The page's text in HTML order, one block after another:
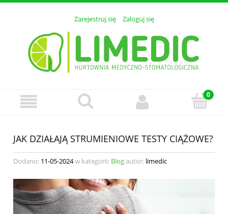
Zarejestruj się Zaloguj się
JAK DZIAŁAJĄ STRUMIENIOWE TESTY CIĄŻOWE?
Dodano: 11-05-2024w kategorii: Blogautor: limedic